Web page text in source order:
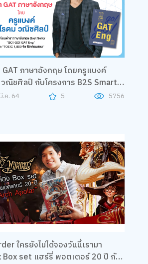
GAT ภาษาอังกฤษ โดยครูแบงค์
โครงการ B2S Smart
.ค. 64 5 5756
ใครยังไม่ได้จองวันนี้เรามา